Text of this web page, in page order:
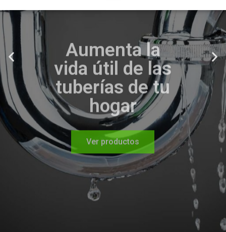
Aumenta la
vida útil de las
tuberías de tu
hogar
Ver productos